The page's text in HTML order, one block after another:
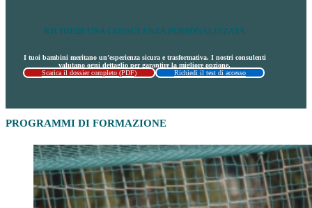
RICHIEDI UNA CONSULENZA PERSONALIZZATA
I tuoi bambini meritano un’esperienza sicura e trasformativa. I nostri consulenti
valutano ogni dettaglio per garantire la migliore opzione.
Scarica il dossier completo (PDF)
Richiedi il test di accesso
PROGRAMMI DI FORMAZIONE